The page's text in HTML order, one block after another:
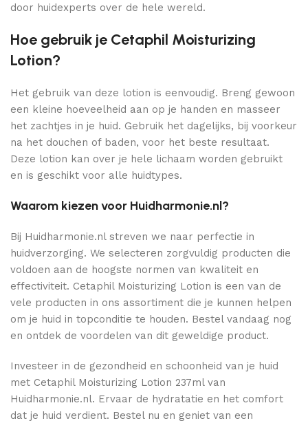
door huidexperts over de hele wereld.
Hoe gebruik je Cetaphil Moisturizing
Lotion?
Het gebruik van deze lotion is eenvoudig. Breng gewoon
een kleine hoeveelheid aan op je handen en masseer
het zachtjes in je huid. Gebruik het dagelijks, bij voorkeur
na het douchen of baden, voor het beste resultaat.
Deze lotion kan over je hele lichaam worden gebruikt
en is geschikt voor alle huidtypes.
Waarom kiezen voor Huidharmonie.nl?
Bij Huidharmonie.nl streven we naar perfectie in
huidverzorging. We selecteren zorgvuldig producten die
voldoen aan de hoogste normen van kwaliteit en
effectiviteit. Cetaphil Moisturizing Lotion is een van de
vele producten in ons assortiment die je kunnen helpen
om je huid in topconditie te houden. Bestel vandaag nog
en ontdek de voordelen van dit geweldige product.
Investeer in de gezondheid en schoonheid van je huid
met Cetaphil Moisturizing Lotion 237ml van
Huidharmonie.nl. Ervaar de hydratatie en het comfort
dat je huid verdient. Bestel nu en geniet van een